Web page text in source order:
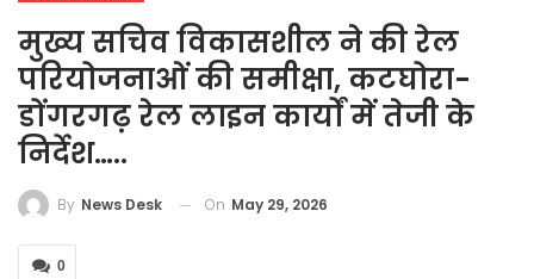
मुख्य सचिव विकासशील ने की रेल
परियोजनाओं की समीक्षा, कटघोरा-
डोंगरगढ़ रेल लाइन कार्यों में तेजी के
निर्देश…..
By News Desk On May 29, 2026
0